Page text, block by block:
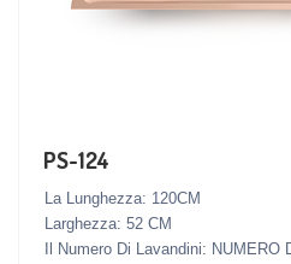
PS-124
La Lunghezza: 120CM
Larghezza: 52 CM
Il Numero Di Lavandini: NUMERO